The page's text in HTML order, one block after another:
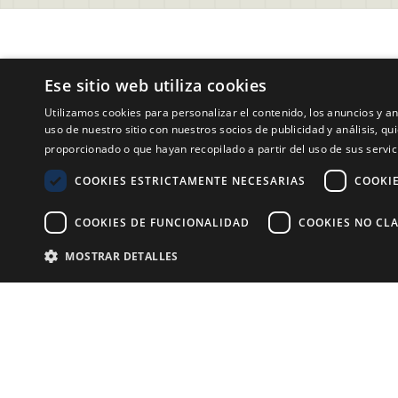
Preguntas Frecuentes Usuarios
Evalart
Contactar a Soporte
Aviso
Política
Aviso
Ese sitio web utiliza cookies
Utilizamos cookies para personalizar el contenido, los anuncios y
uso de nuestro sitio con nuestros socios de publicidad y análisis,
proporcionado o que hayan recopilado a partir del uso de sus
COOKIES ESTRICTAMENTE NECESARIAS
COOKIES DE FUNCIONALIDAD COOKIES NO
MOSTRAR DETALLES